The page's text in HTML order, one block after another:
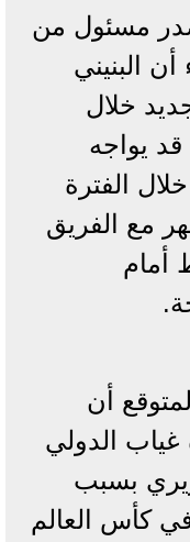
مسئول من
البنيني
خلال
قد يواجه
الفترة
مع الفريق
أمام
أن
الدولي
بسبب
كأس العالم